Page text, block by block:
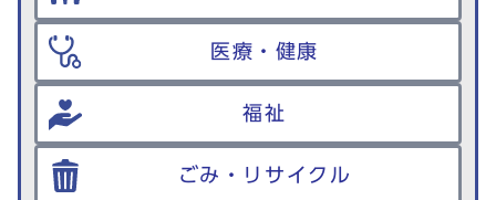
医療・健康
福祉
ごみ・リサイクル